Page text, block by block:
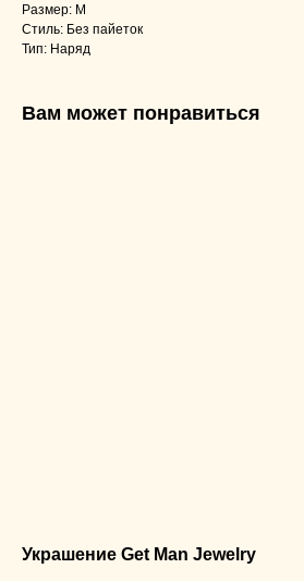
Размер: M
Стиль: Без пайеток
Тип: Наряд
Вам может понравиться
Украшение Get Man Jewelry